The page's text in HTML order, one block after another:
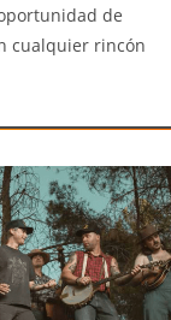
de
cualquier rincón